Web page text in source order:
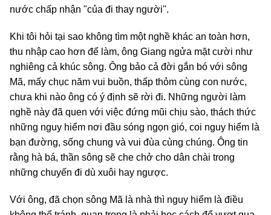
nước chấp nhận "của đi thay người".
Khi tôi hỏi tại sao không tìm một nghề khác an toàn hơn,
thu nhập cao hơn để làm, ông Giang ngửa mặt cười như
nghiêng cả khúc sông. Ông bảo cả đời gắn bó với sông
Mã, mấy chục năm vui buồn, thấp thỏm cùng con nước,
chưa khi nào ông có ý định sẽ rời đi. Những người làm
nghề này đã quen với việc đứng mũi chịu sào, thách thức
những nguy hiểm nơi đầu sóng ngọn gió, coi nguy hiểm là
bạn đường, sống chung và vui đùa cùng chúng. Ông tin
rằng hà bá, thần sông sẽ che chở cho dân chài trong
những chuyến đi dù xuôi hay ngược.
Với ông, đã chọn sông Mã là nhà thì nguy hiểm là điều